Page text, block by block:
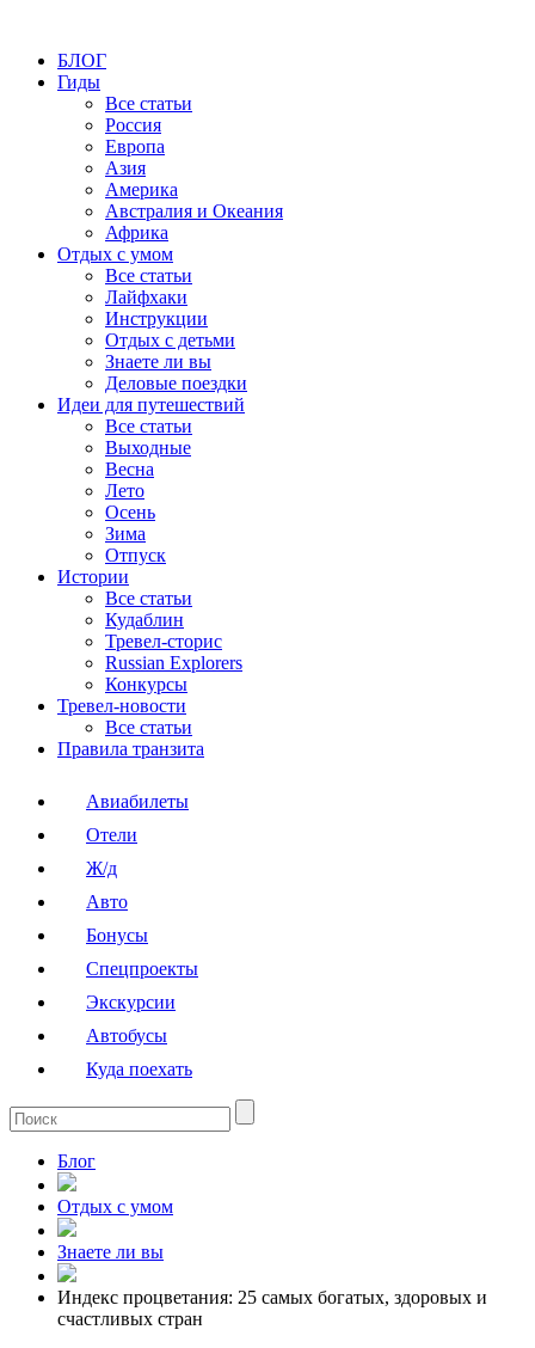
БЛОГ
Гиды
Все статьи
Россия
Европа
Азия
Америка
Австралия и Океания
Африка
Отдых с умом
Все статьи
Лайфхаки
Инструкции
Отдых с детьми
Знаете ли вы
Деловые поездки
Идеи для путешествий
Все статьи
Выходные
Весна
Лето
Осень
Зима
Отпуск
Истории
Все статьи
Кудаблин
Тревел-сторис
Russian Explorers
Конкурсы
Тревел-новости
Все статьи
Правила транзита
Авиабилеты
Отели
Ж/д
Авто
Бонусы
Спецпроекты
Экскурсии
Автобусы
Куда поехать
Блог
Отдых с умом
Знаете ли вы
Индекс процветания: 25 самых богатых, здоровых и
счастливых стран